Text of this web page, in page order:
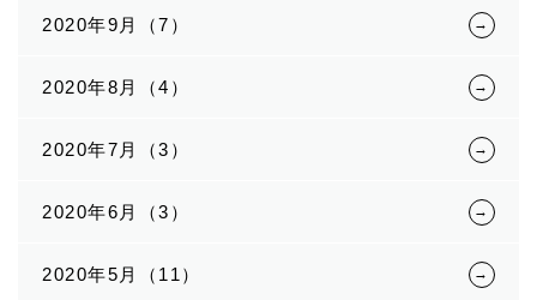
2020年9月（7）
2020年8月（4）
2020年7月（3）
2020年6月（3）
2020年5月（11）